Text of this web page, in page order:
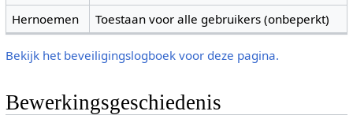
Hernoemen
Toestaan voor alle gebruikers (onbeperkt)
Bekijk het beveiligingslogboek voor deze pagina.
Bewerkingsgeschiedenis